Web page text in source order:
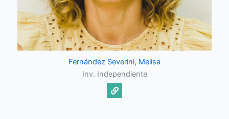
Fernández Severini, Melisa
Inv. Independiente